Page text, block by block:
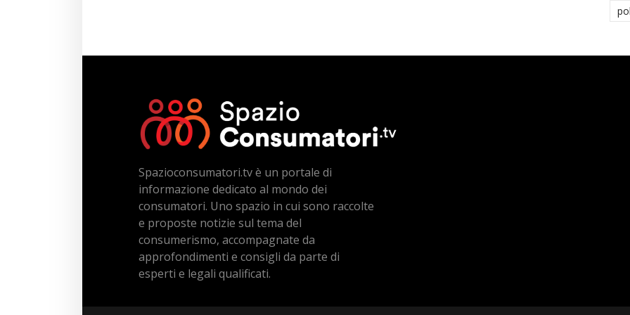
Spazioconsumatori.tv è un portale di
informazione dedicato al mondo dei
consumatori. Uno spazio in cui sono raccolte
e proposte notizie sul tema del
consumerismo, accompagnate da
approfondimenti e consigli da parte di
esperti e legali qualificati.